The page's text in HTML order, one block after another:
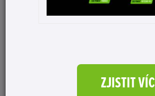
OTEVÍRACÍ HODINY
8:00 - 12:30 / 14:00 - 17:00
8:00 - 12:30 / 14:00 - 17:00
8:00 - 12:30 / 14:00 - 17:00
ZJISTIT VÍC